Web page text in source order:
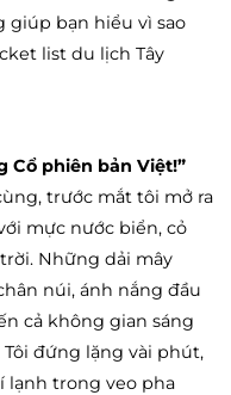
giúp bạn hiểu vì sao
list du lịch Tây
Cổ phiên bản Việt!”
trước mắt tôi mở ra
mực nước biển, cỏ
Những dải mây
núi, ánh nắng đầu
cả không gian sáng
đứng lặng vài phút,
lạnh trong veo pha